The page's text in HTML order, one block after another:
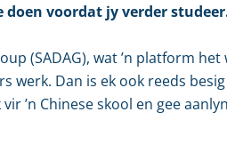
voordat jy verder
(SADAG), wat ’n platform
werk. Dan is ek ook reeds
’n Chinese skool en gee